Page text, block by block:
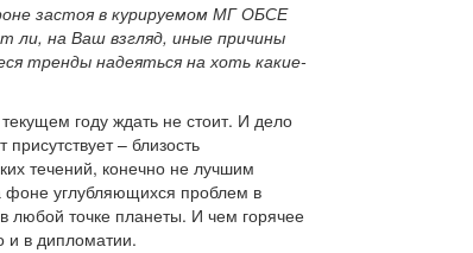
застоя в курируемом МГ ОБСЕ
ли, на Ваш взгляд, иные причины
тренды надеяться на хоть какие-
году ждать не стоит. И дело
– близость
течений, конечно не лучшим
фоне углубляющихся проблем в
любой точке планеты. И чем горячее
и в дипломатии.